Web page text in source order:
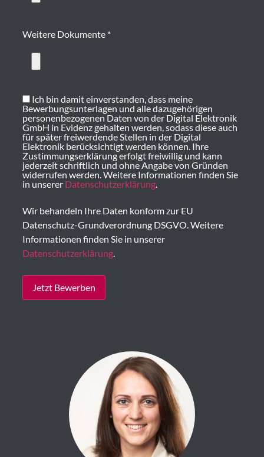
Weitere Dokumente *
Ich bin damit einverstanden, dass meine
Bewerbungsunterlagen und alle dazugehörigen
personenbezogenen Daten von der Digital Elektronik
GmbH in Evidenz gehalten werden, sodass diese auch
für später freiwerdende Stellen in der Digital
Elektronik berücksichtigt werden können. Ihre
Zustimmungserklärung erfolgt freiwillig und kann
jederzeit schriftlich und ohne Angabe von Gründen
widerrufen werden. Weitere Informationen finden Sie
in unserer Datenschutzerklärung.
Wir behandeln Ihre Daten konform zur EU
Datenschutz-Grundverordnung DSGVO. Weitere
Informationen finden Sie in unserer
Datenschutzerklärung.